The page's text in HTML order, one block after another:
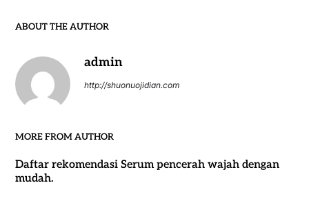
ABOUT THE AUTHOR
admin
http://shuonuojidian.com
MORE FROM AUTHOR
Daftar rekomendasi Serum pencerah wajah dengan
mudah.